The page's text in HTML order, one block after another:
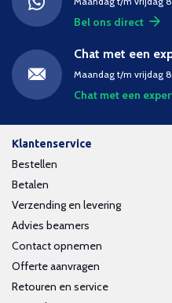
Bel ons direct
Chat met een
Maandag t/m vrijdag
Chat met een
Klantenservice
Bestellen
Betalen
Verzending en levering
Advies beamers
Contact opnemen
Offerte aanvragen
Retouren en service